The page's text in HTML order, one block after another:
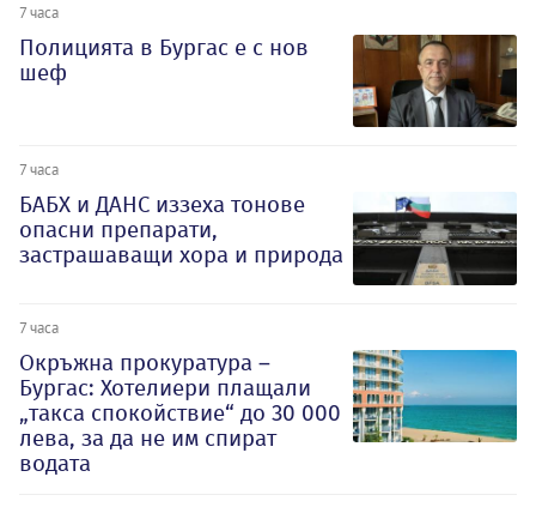
7 часа
Полицията в Бургас е с нов
шеф
7 часа
БАБХ и ДАНС иззеха тонове
опасни препарати,
застрашаващи хора и природа
7 часа
Окръжна прокуратура –
Бургас: Хотелиери плащали
„такса спокойствие“ до 30 000
лева, за да не им спират
водата